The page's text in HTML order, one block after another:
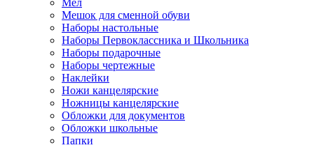
Мел
Мешок для сменной обуви
Наборы настольные
Наборы Первоклассника и Школьника
Наборы подарочные
Наборы чертежные
Наклейки
Ножи канцелярские
Ножницы канцелярские
Обложки для документов
Обложки школьные
Папки